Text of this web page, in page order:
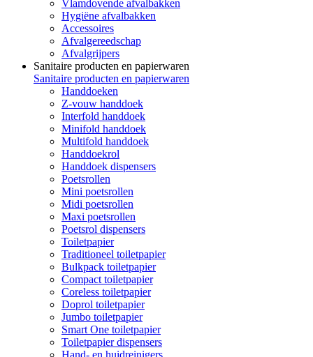
Vlamdovende afvalbakken
Hygiëne afvalbakken
Accessoires
Afvalgereedschap
Afvalgrijpers
Sanitaire producten en papierwaren
Sanitaire producten en papierwaren
Handdoeken
Z-vouw handdoek
Interfold handdoek
Minifold handdoek
Multifold handdoek
Handdoekrol
Handdoek dispensers
Poetsrollen
Mini poetsrollen
Midi poetsrollen
Maxi poetsrollen
Poetsrol dispensers
Toiletpapier
Traditioneel toiletpapier
Bulkpack toiletpapier
Compact toiletpapier
Coreless toiletpapier
Doprol toiletpapier
Jumbo toiletpapier
Smart One toiletpapier
Toiletpapier dispensers
Hand- en huidreinigers